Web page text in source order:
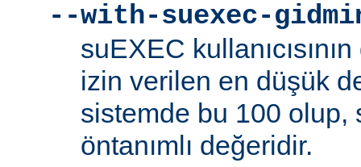
--with-suexec-
suEXEC
izin verilen en düşük
sistemde bu 100 olup,
öntanımlı değeridir.